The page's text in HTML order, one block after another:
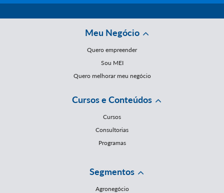
Meu Negócio
Quero empreender
Sou MEI
Quero melhorar meu negócio
Cursos e Conteúdos
Cursos
Consultorias
Programas
Segmentos
Agronegócio